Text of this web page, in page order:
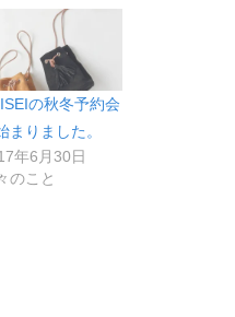
の秋冬予約会
まりました。
年6月30日
のこと